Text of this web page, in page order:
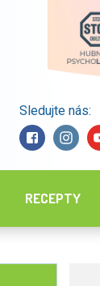
Sledujte nás:
RECEPTY